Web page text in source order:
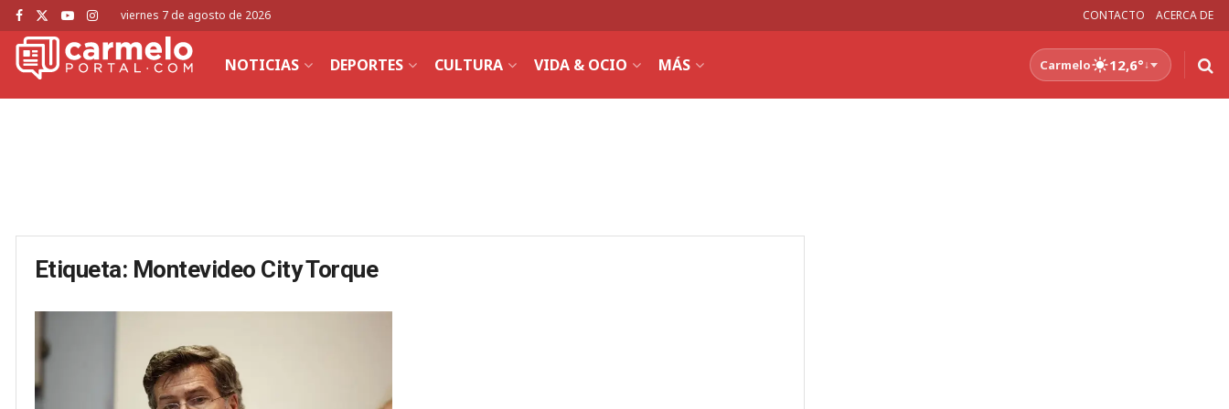
viernes 7 de agosto de 2026 CONTACTO ACERCA DE
NOTICIAS DEPORTES CULTURA VIDA & OCIO MÁS Carmelo 12,6°↓
Etiqueta: Montevideo City Torque